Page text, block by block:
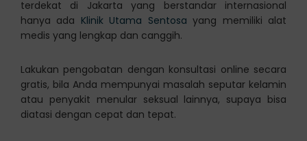
terdekat di Jakarta yang berstandar internasional
hanya ada Klinik Utama Sentosa yang memiliki alat
medis yang lengkap dan canggih.
Lakukan pengobatan dengan konsultasi online secara
gratis, bila Anda mempunyai masalah seputar kelamin
atau penyakit menular seksual lainnya, supaya bisa
diatasi dengan cepat dan tepat.